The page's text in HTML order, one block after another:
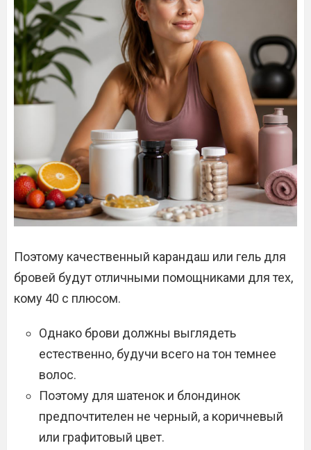
Поэтому качественный карандаш или гель для
бровей будут отличными помощниками для тех,
кому 40 с плюсом.
Однако брови должны выглядеть
естественно, будучи всего на тон темнее
волос.
Поэтому для шатенок и блондинок
предпочтителен не черный, а коричневый
или графитовый цвет.